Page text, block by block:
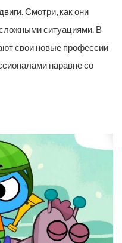
Смотри, как они
ситуациями. В
свои новые профессии
наравне со